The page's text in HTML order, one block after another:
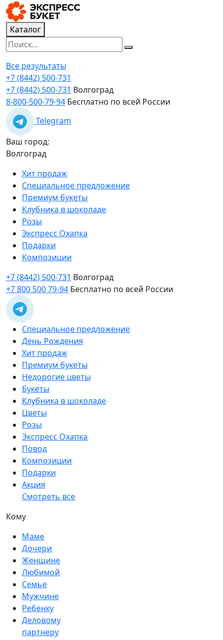
Каталог
Все результаты
+7 (8442) 500-731
+7 (8442) 500-731 Волгоград
8-800-500-79-94 Бесплатно по всей России
Telegram
Ваш город:
Волгоград
Хит продаж
Специальное предложение
Премиум букеты
Клубника в шоколаде
Розы
Экспресс Охапка
Подарки
Композиции
+7 (8442) 500-731 Волгоград
+7 800 500 79-94 Бесплатно по всей России
Специальное предложение
День Рождения
Хит продаж
Премиум букеты
Недорогие цветы
Букеты
Клубника в шоколаде
Цветы
Розы
Экспресс Охапка
Повод
Композиции
Подарки
Акция
Смотреть все
Кому
Маме
Дочери
Женщине
Любимой
Семье
Мужчине
Ребенку
Деловому
партнеру